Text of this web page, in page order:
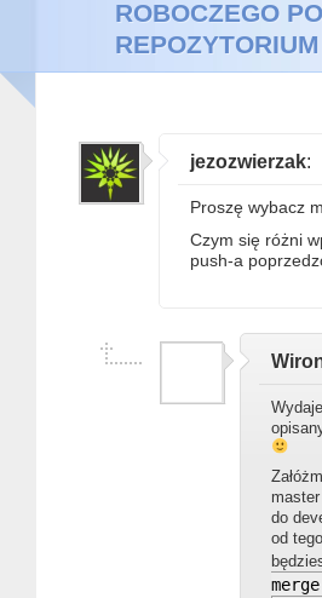
ROBOCZEGO
jezozwierzak:
Proszę wybacz
Czym się różni
push-a
do
od